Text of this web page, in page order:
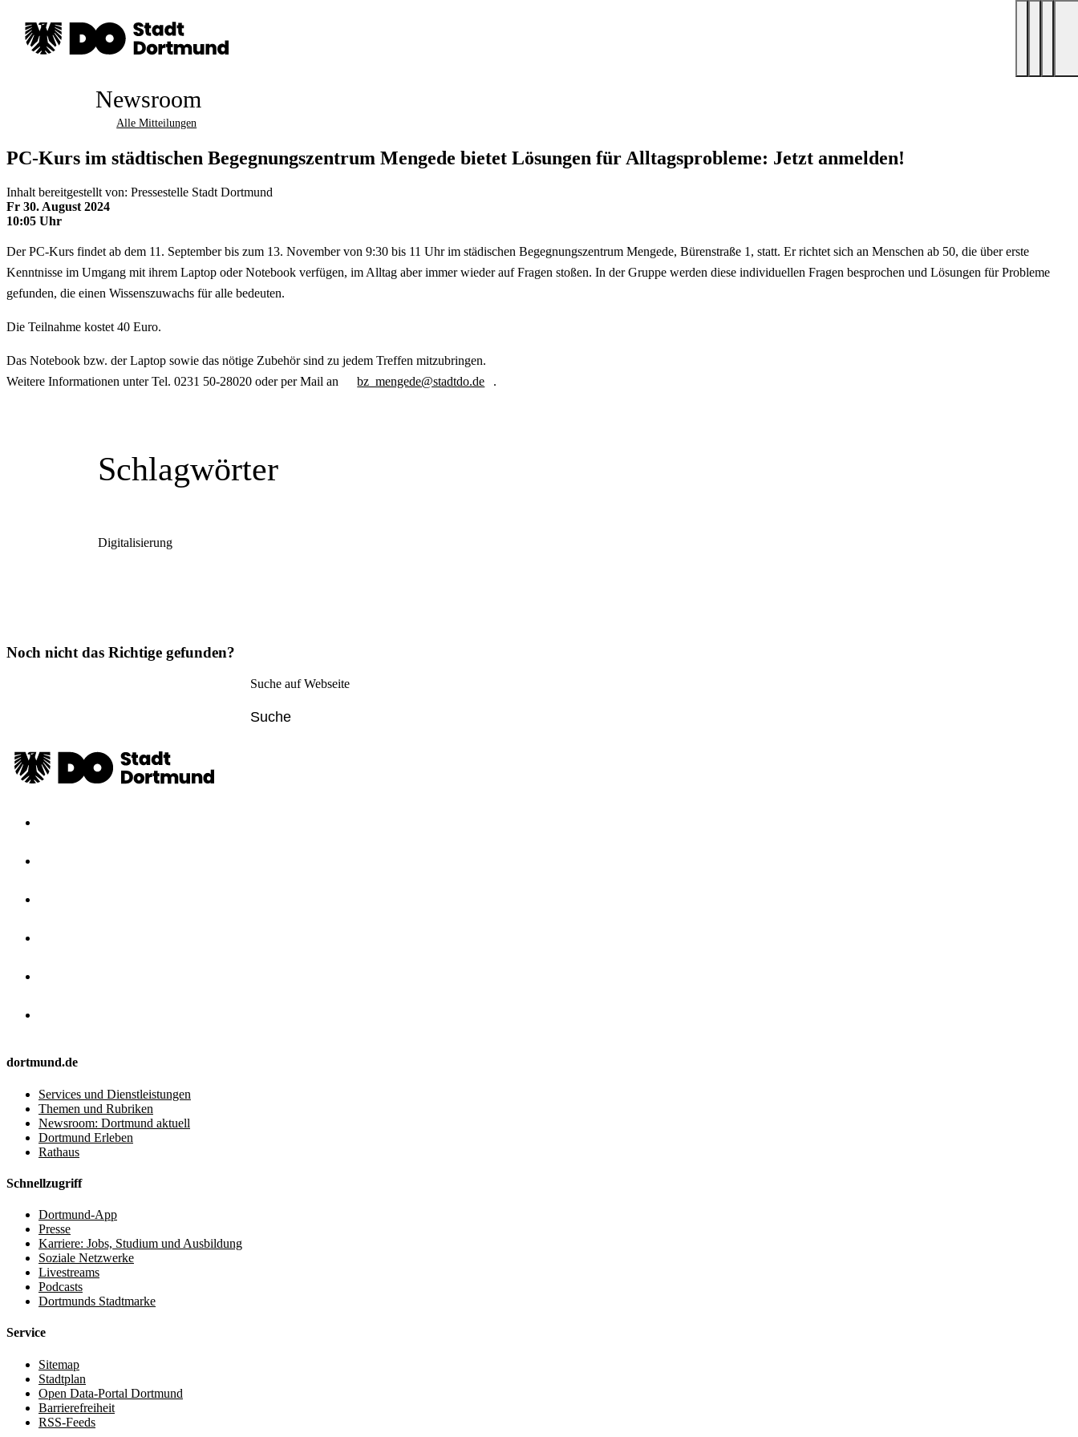
Newsroom
Alle Mitteilungen
PC-Kurs im städtischen Begegnungszentrum Mengede bietet Lösungen für Alltagsprobleme: Jetzt anmelden!
Inhalt bereitgestellt von: Pressestelle Stadt Dortmund
Fr 30. August 2024
10:05 Uhr
Der PC-Kurs findet ab dem 11. September bis zum 13. November von 9:30 bis 11 Uhr im städischen Begegnungszentrum Mengede, Bürenstraße 1, statt. Er richtet sich an Menschen ab 50, die über erste
Kenntnisse im Umgang mit ihrem Laptop oder Notebook verfügen, im Alltag aber immer wieder auf Fragen stoßen. In der Gruppe werden diese individuellen Fragen besprochen und Lösungen für Probleme
gefunden, die einen Wissenszuwachs für alle bedeuten.
Die Teilnahme kostet 40 Euro.
Das Notebook bzw. der Laptop sowie das nötige Zubehör sind zu jedem Treffen mitzubringen.
Weitere Informationen unter Tel. 0231 50-28020 oder per Mail an
bz_mengede@stadtdo.de .
Schlagwörter
Digitalisierung
Noch nicht das Richtige gefunden?
Suche auf Webseite
dortmund.de
Services und Dienstleistungen
Themen und Rubriken
Newsroom: Dortmund aktuell
Dortmund Erleben
Rathaus
Schnellzugriff
Dortmund-App
Presse
Karriere: Jobs, Studium und Ausbildung
Soziale Netzwerke
Livestreams
Podcasts
Dortmunds Stadtmarke
Service
Sitemap
Stadtplan
Open Data-Portal Dortmund
Barrierefreiheit
RSS-Feeds